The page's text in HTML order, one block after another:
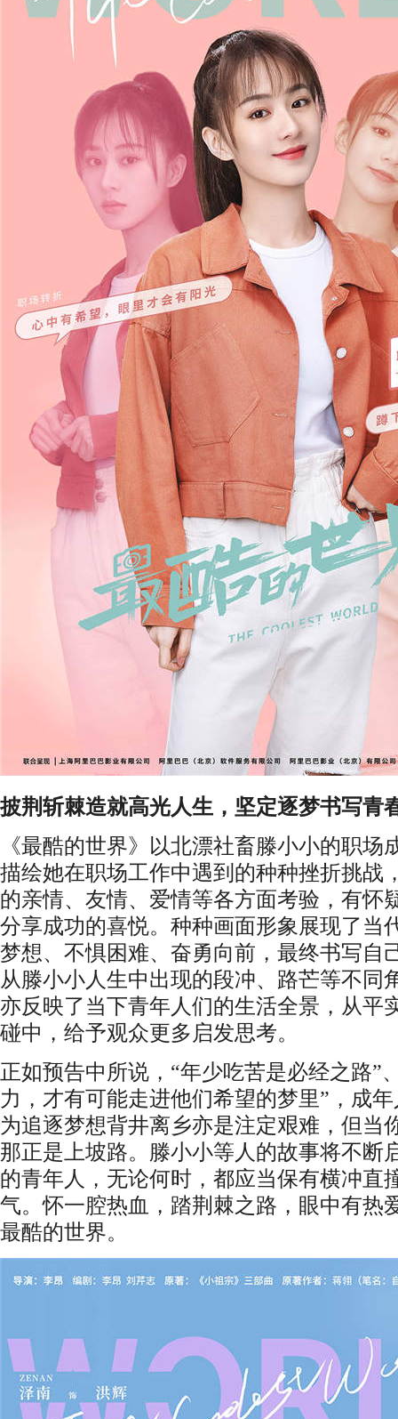
披荆斩棘造就高光人生，坚定逐梦书写青
《最酷的世界》以北漂社畜滕小小的职场
描绘她在职场工作中遇到的种种挫折挑战
的亲情、友情、爱情等各方面考验，有怀
分享成功的喜悦。种种画面形象展现了当
梦想、不惧困难、奋勇向前，最终书写自
从滕小小人生中出现的段冲、路芒等不同
亦反映了当下青年人们的生活全景，从平
碰中，给予观众更多启发思考。
正如预告中所说，“年少吃苦是必经之路”
力，才有可能走进他们希望的梦里”，成
为追逐梦想背井离乡亦是注定艰难，但当
那正是上坡路。滕小小等人的故事将不断
的青年人，无论何时，都应当保有横冲直
气。怀一腔热血，踏荆棘之路，眼中有热
最酷的世界。